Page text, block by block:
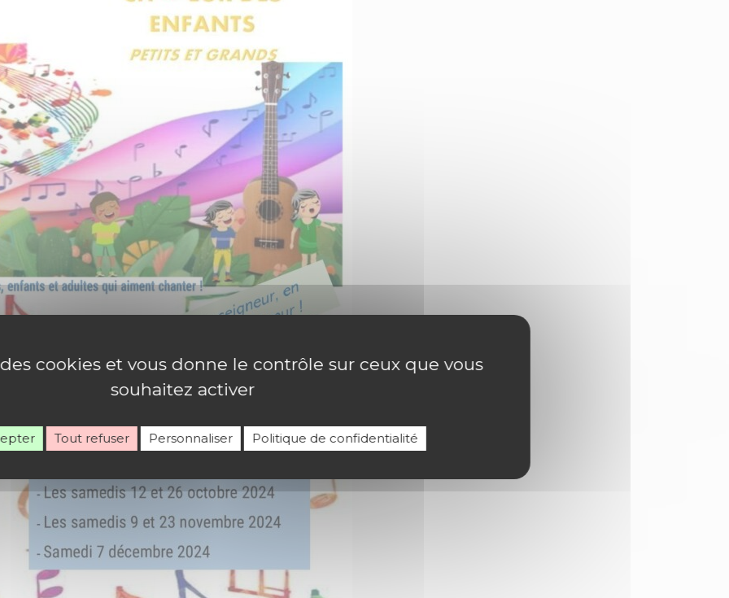
cookies et vous donne le contrôle sur ceux que vous
souhaitez activer
Tout refuser Personnaliser Politique de confidentialité